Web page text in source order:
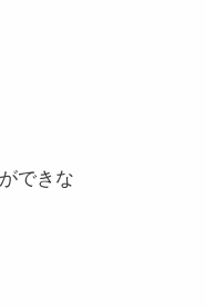
できな